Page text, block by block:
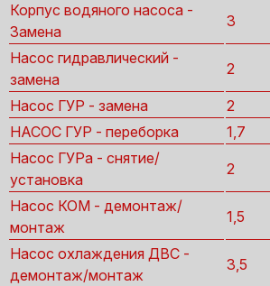
Корпус водяного насоса -
Замена
3
Насос гидравлический -
замена
2
Насос ГУР - замена 2
НАСОС ГУР - переборка
1,7
Насос ГУРа - снятие/
установка
2
Насос КОМ - демонтаж/
монтаж
1,5
Насос охлаждения ДВС -
демонтаж/монтаж
3,5